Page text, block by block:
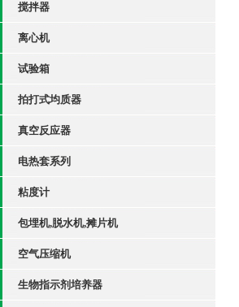
搅拌器
离心机
试验箱
拍打式均质器
真空反应器
电热套系列
粘度计
包埋机,脱水机,摊片机
空气压缩机
生物指示剂培养器